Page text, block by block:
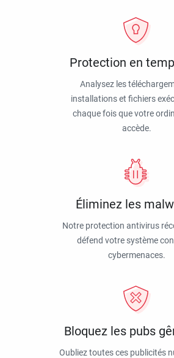
Protection en
Analysez les
installations et fichiers
chaque fois que votre
accède.
Éliminez les
Notre protection antivirus
défend votre système
cybermenaces.
Bloquez les pubs
Oubliez toutes ces publicités